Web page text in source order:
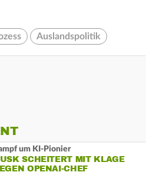
Auslandspolitik
um KI-Pionier
SCHEITERT MIT KLAGE
OPENAI-CHEF